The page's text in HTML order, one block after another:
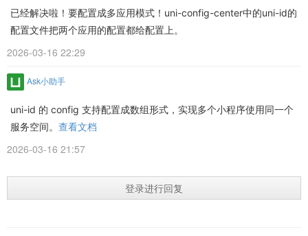
已经解决啦！要配置成多应用模式！uni-config-center中的uni-id的
配置文件把两个应用的配置都给配置上。
2026-03-16 22:29
Ask小助手
uni-id 的 config 支持配置成数组形式，实现多个小程序使用同一个
服务空间。 查看文档
2026-03-16 21:57
登录进行回复